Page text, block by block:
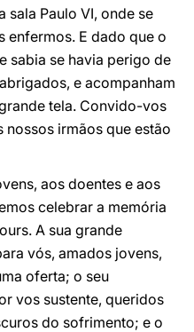
Paulo VI, onde se
enfermos. E dado que o
sabia se havia perigo de
e acompanham
tela. Convido-vos
nossos irmãos que estão
aos doentes e aos
celebrar a memória
A sua grande
vós, amados jovens,
oferta; o seu
vos sustente, queridos
do sofrimento; e o